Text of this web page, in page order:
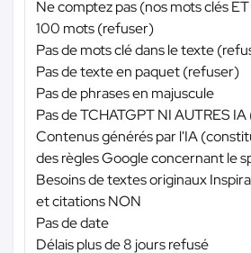
Ne comptez pas (nos mots clés
100 mots (refuser)
Pas de mots clé dans le texte
Pas de texte en paquet (refuser)
Pas de phrases en majuscule
Pas de TCHATGPT NI AUTRES
Contenus générés par l'IA
des règles Google concernant le
Besoins de textes originaux
et citations NON
Pas de date
Délais plus de 8 jours refusé